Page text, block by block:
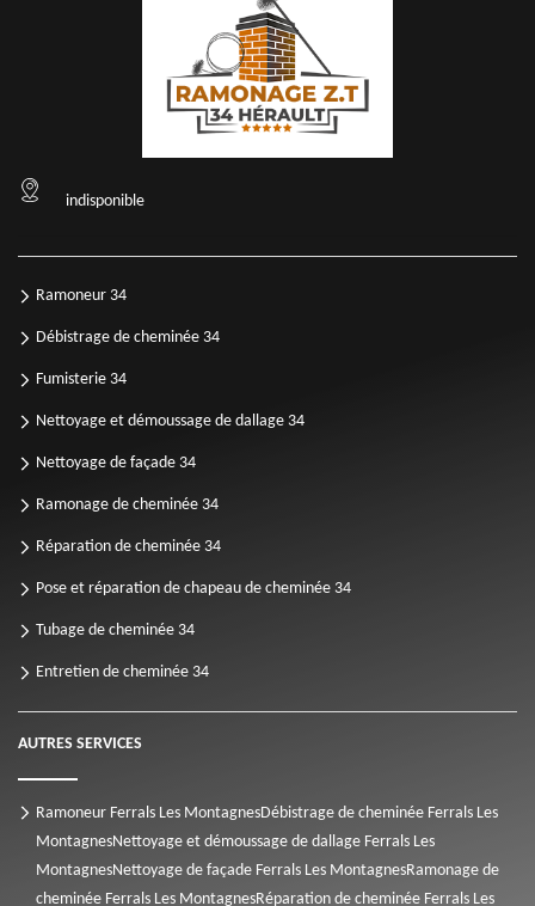
indisponible
Ramoneur 34
Débistrage de cheminée 34
Fumisterie 34
Nettoyage et démoussage de dallage 34
Nettoyage de façade 34
Ramonage de cheminée 34
Réparation de cheminée 34
Pose et réparation de chapeau de cheminée 34
Tubage de cheminée 34
Entretien de cheminée 34
AUTRES SERVICES
Ramoneur Ferrals Les MontagnesDébistrage de cheminée Ferrals Les
MontagnesNettoyage et démoussage de dallage Ferrals Les
MontagnesNettoyage de façade Ferrals Les MontagnesRamonage de
cheminée Ferrals Les MontagnesRéparation de cheminée Ferrals Les